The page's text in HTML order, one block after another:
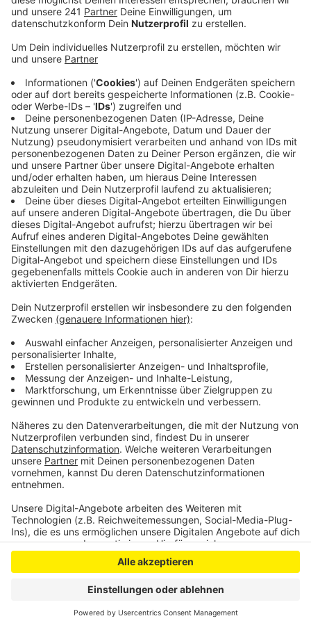
Anzeige
ausgebaut, dafür gibt es jetzt eine Förderung vom
Land NRW.
Veröffentlicht:Dienstag, 15.03.2022 14:09
Anzeige
Davon profitiert auch der Agger-Sülz-Radweg in
Engelskirchen. 1.353.000 Euro bekommt die Gemeinde
Engelskirchen aus dem Fördertopf Nahverkehr 2022,
das hat der oberbergische Landtagsabgeordnete
Bodo Löttgen mitgeteilt. Mit dem Geld kann der Rad-
und Gehweg Im Grengel ausgebaut und zwischen dem
Haus Leppe und dem metabolon-Gelände neu gebaut
werden.
Es ist eine Investition in mehr Sicherheit und mehr
Lebensqualität in unseren bergischen Kommunen, sagt
Löttgen. Insgesamt fließen über 98 Millionen Euro in
klimafreundliche Nahmobilität in NRW – damit können
253 Maßnahmen gefördert werden.
Anzeige
Anzeige